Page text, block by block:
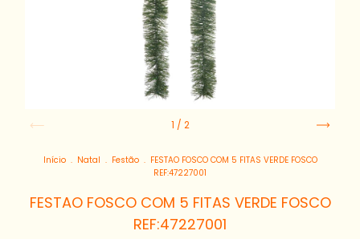
1 / 2
Início . Natal . Festão . FESTAO FOSCO COM 5 FITAS VERDE FOSCO
REF:47227001
FESTAO FOSCO COM 5 FITAS VERDE FOSCO
REF:47227001